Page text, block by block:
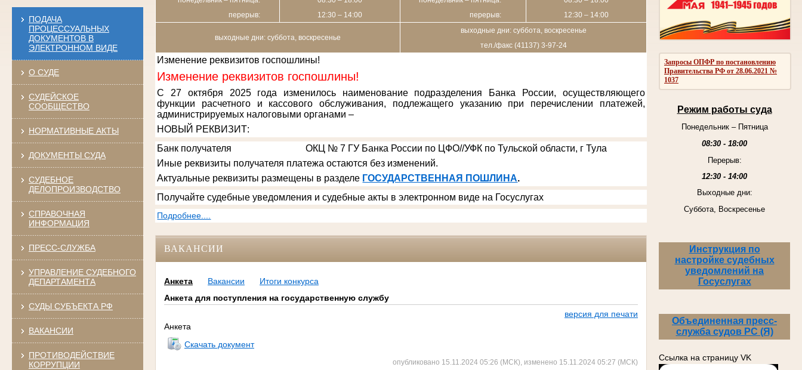
ПОДАЧА
ПРОЦЕССУАЛЬНЫХ
ДОКУМЕНТОВ В
ЭЛЕКТРОННОМ ВИДЕ
О СУДЕ
СУДЕЙСКОЕ
СООБЩЕСТВО
НОРМАТИВНЫЕ АКТЫ
ДОКУМЕНТЫ СУДА
СУДЕБНОЕ
ДЕЛОПРОИЗВОДСТВО
СПРАВОЧНАЯ
ИНФОРМАЦИЯ
ПРЕСС-СЛУЖБА
УПРАВЛЕНИЕ СУДЕБНОГО
ДЕПАРТАМЕНТА
СУДЫ СУБЪЕКТА РФ
ВАКАНСИИ
ПРОТИВОДЕЙСТВИЕ
КОРРУПЦИИ
Запросы ОПФР по постановлению
Правительства РФ от 28.06.2021 №
1037
Режим работы суда
Понедельник – Пятница
08:30 - 18:00
Перерыв:
12:30 - 14:00
Выходные дни:
Суббота, Воскресенье
Инструкция по
настройке судебных
уведомлений на
Госуслугах
Объединенная пресс-
служба судов РС (Я)
Ссылка на страницу VK
перерыв:
12:30 – 14:00
перерыв:
12:30 – 14:00
выходные дни: суббота, воскресенье
выходные дни: суббота, воскресенье
тел./факс (41137) 3-97-24
Изменение реквизитов госпошлины!
Изменение реквизитов госпошлины!
С 27 октября 2025 года изменилось наименование подразделения Банка России, осуществляющего
функции расчетного и кассового обслуживания, подлежащего указанию при перечислении платежей,
администрируемых налоговыми органами –
НОВЫЙ РЕКВИЗИТ:
Банк получателя
ОКЦ № 7 ГУ Банка России по ЦФО//УФК по Тульской области, г Тула
Иные реквизиты получателя платежа остаются без изменений.
Актуальные реквизиты размещены в разделе ГОСУДАРСТВЕННАЯ ПОШЛИНА.
Получайте судебные уведомления и судебные акты в электронном виде на Госуслугах
Подробнее....
ВАКАНСИИ
Анкета Вакансии
Итоги конкурса
Анкета для поступления на государственную службу
версия для печати
Анкета
Скачать документ
опубликовано 15.11.2024 05:26 (МСК), изменено 15.11.2024 05:27 (МСК)